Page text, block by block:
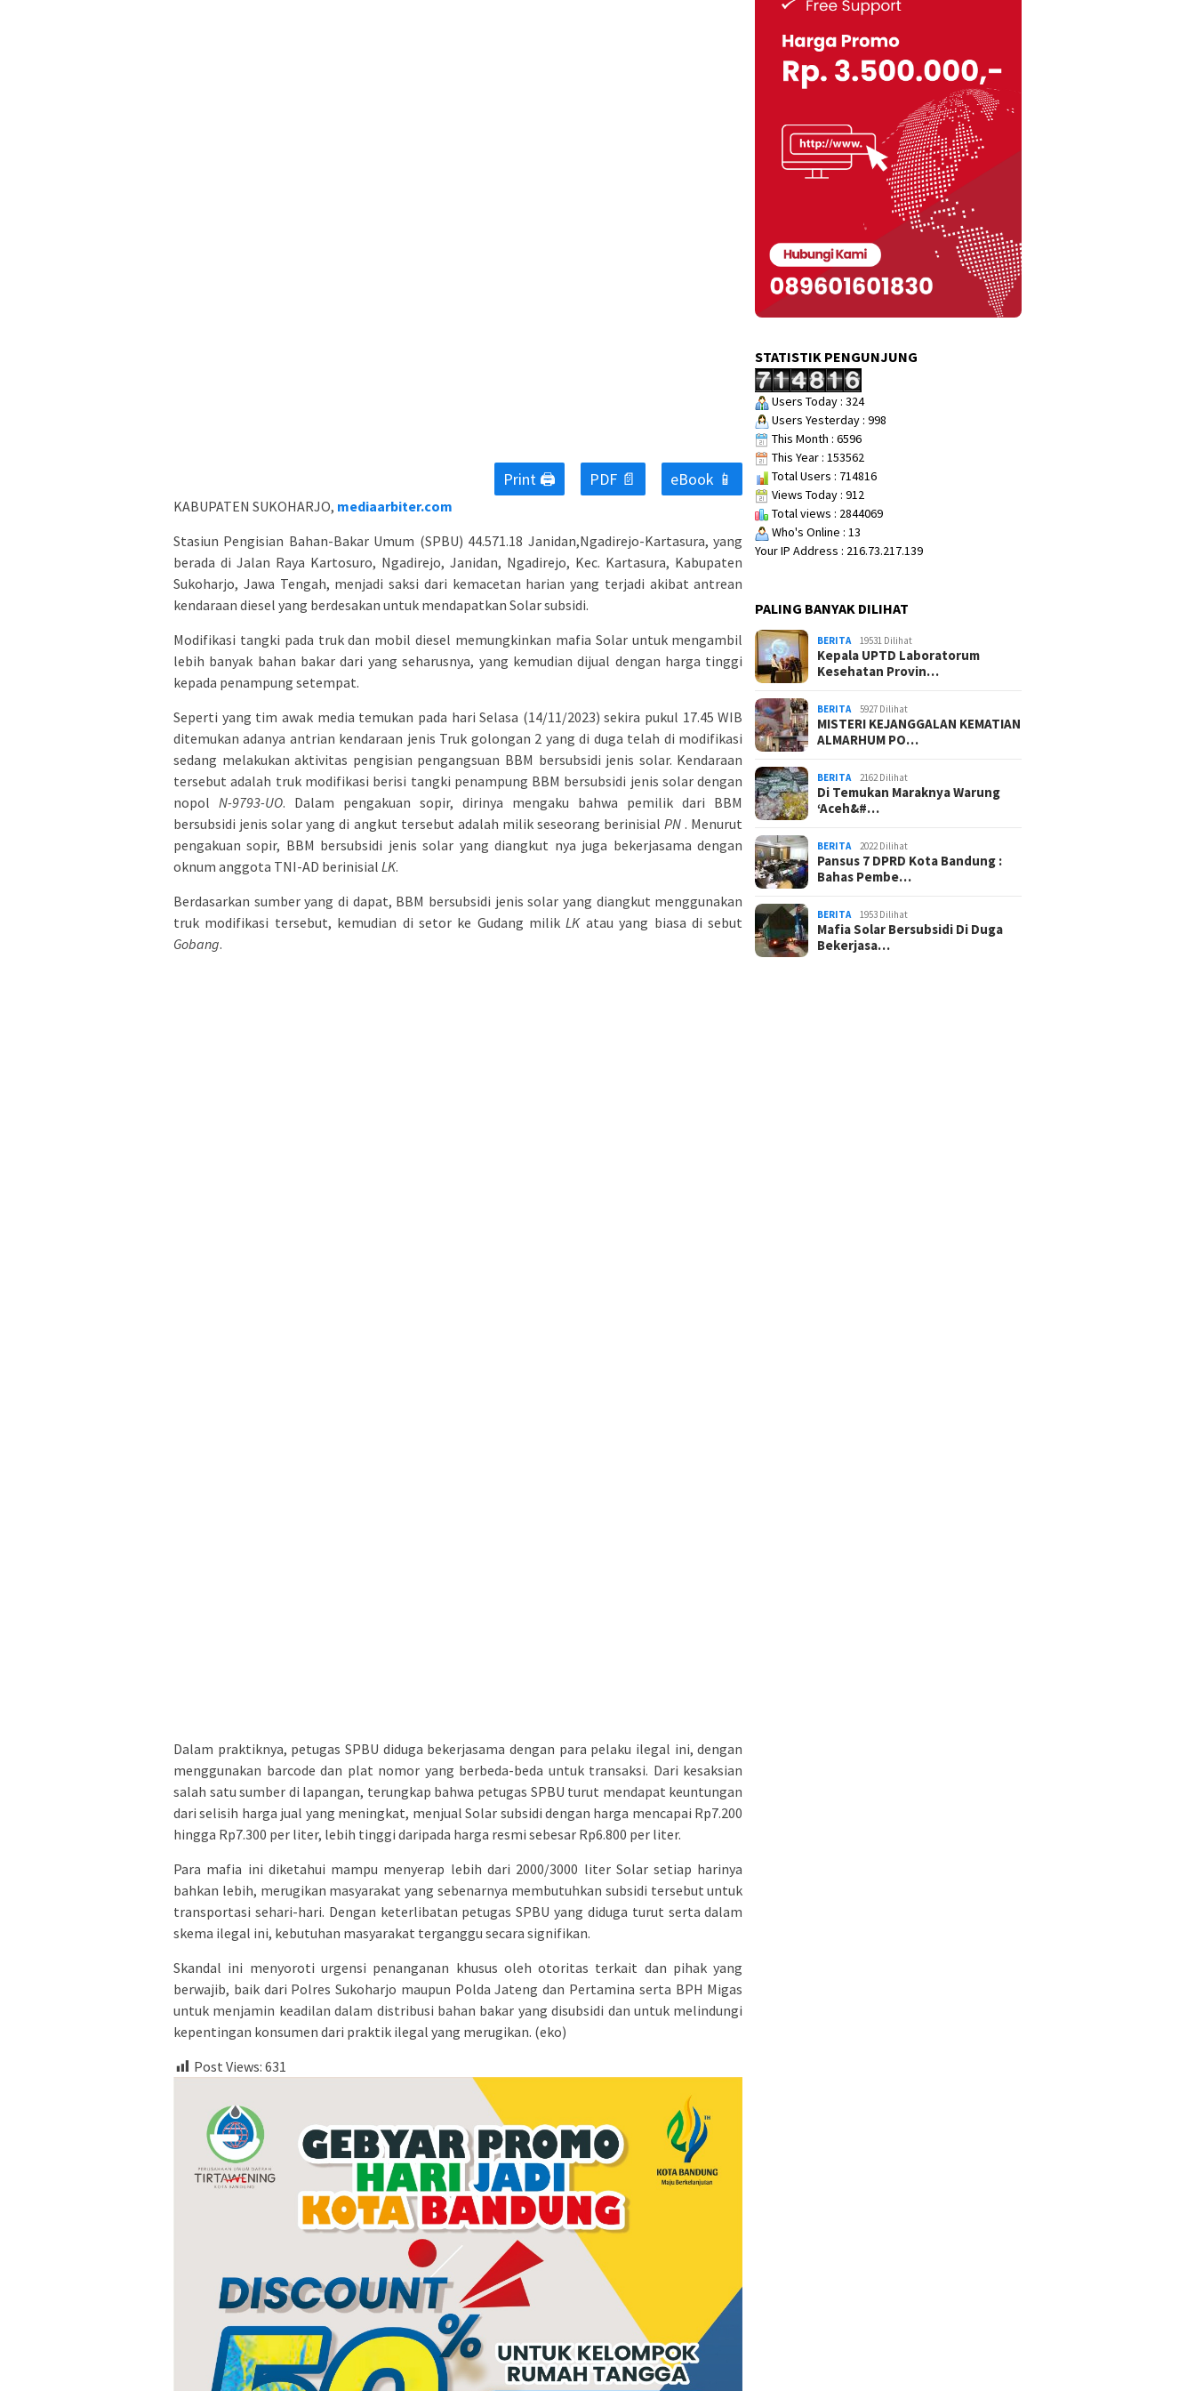
Print 🖨 PDF 📄 eBook 📱
KABUPATEN SUKOHARJO, mediaarbiter.com
Stasiun Pengisian Bahan-Bakar Umum (SPBU) 44.571.18 Janidan,Ngadirejo-Kartasura, yang
berada di Jalan Raya Kartosuro, Ngadirejo, Janidan, Ngadirejo, Kec. Kartasura, Kabupaten
Sukoharjo, Jawa Tengah, menjadi saksi dari kemacetan harian yang terjadi akibat antrean
kendaraan diesel yang berdesakan untuk mendapatkan Solar subsidi.
Modifikasi tangki pada truk dan mobil diesel memungkinkan mafia Solar untuk mengambil
lebih banyak bahan bakar dari yang seharusnya, yang kemudian dijual dengan harga tinggi
kepada penampung setempat.
Seperti yang tim awak media temukan pada hari Selasa (14/11/2023) sekira pukul 17.45 WIB
ditemukan adanya antrian kendaraan jenis Truk golongan 2 yang di duga telah di modifikasi
sedang melakukan aktivitas pengisian pengangsuan BBM bersubsidi jenis solar. Kendaraan
tersebut adalah truk modifikasi berisi tangki penampung BBM bersubsidi jenis solar dengan
nopolN-9793-UO. Dalam pengakuan sopir, dirinya mengaku bahwa pemilik dari BBM
bersubsidi jenis solar yang di angkut tersebut adalah milik seseorang berinisialPN . Menurut
pengakuan sopir, BBM bersubsidi jenis solar yang diangkut nya juga bekerjasama dengan
oknum anggota TNI-AD berinisial LK.
Berdasarkan sumber yang di dapat, BBM bersubsidi jenis solar yang diangkut menggunakan
truk modifikasi tersebut, kemudian di setor ke Gudang milikLKatau yang biasa di sebut
Gobang.
Dalam praktiknya, petugas SPBU diduga bekerjasama dengan para pelaku ilegal ini, dengan
menggunakan barcode dan plat nomor yang berbeda-beda untuk transaksi. Dari kesaksian
salah satu sumber di lapangan, terungkap bahwa petugas SPBU turut mendapat keuntungan
dari selisih harga jual yang meningkat, menjual Solar subsidi dengan harga mencapai Rp7.200
hingga Rp7.300 per liter, lebih tinggi daripada harga resmi sebesar Rp6.800 per liter.
Para mafia ini diketahui mampu menyerap lebih dari 2000/3000 liter Solar setiap harinya
bahkan lebih, merugikan masyarakat yang sebenarnya membutuhkan subsidi tersebut untuk
transportasi sehari-hari. Dengan keterlibatan petugas SPBU yang diduga turut serta dalam
skema ilegal ini, kebutuhan masyarakat terganggu secara signifikan.
Skandal ini menyoroti urgensi penanganan khusus oleh otoritas terkait dan pihak yang
berwajib, baik dari Polres Sukoharjo maupun Polda Jateng dan Pertamina serta BPH Migas
untuk menjamin keadilan dalam distribusi bahan bakar yang disubsidi dan untuk melindungi
kepentingan konsumen dari praktik ilegal yang merugikan. (eko)
Post Views: 631
STATISTIK PENGUNJUNG
Users Today : 324
Users Yesterday : 998
This Month : 6596
This Year : 153562
Total Users : 714816
Views Today : 912
Total views : 2844069
Who's Online : 13
Your IP Address : 216.73.217.139
PALING BANYAK DILIHAT
BERITA 19531 Dilihat
Kepala UPTD Laboratorum
Kesehatan Provin…
BERITA 5927 Dilihat
MISTERI KEJANGGALAN KEMATIAN
ALMARHUM PO…
BERITA 2162 Dilihat
Di Temukan Maraknya Warung
‘Aceh&#…
BERITA 2022 Dilihat
Pansus 7 DPRD Kota Bandung :
Bahas Pembe…
BERITA 1953 Dilihat
Mafia Solar Bersubsidi Di Duga
Bekerjasa…